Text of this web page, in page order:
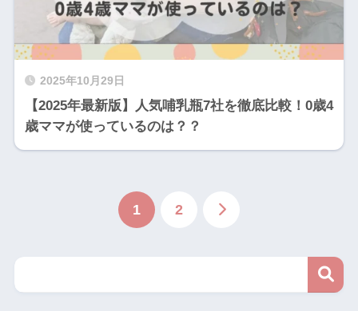
2025年10月29日
【2025年最新版】人気哺乳瓶7社を徹底比較！0歳4
歳ママが使っているのは？？
1 2